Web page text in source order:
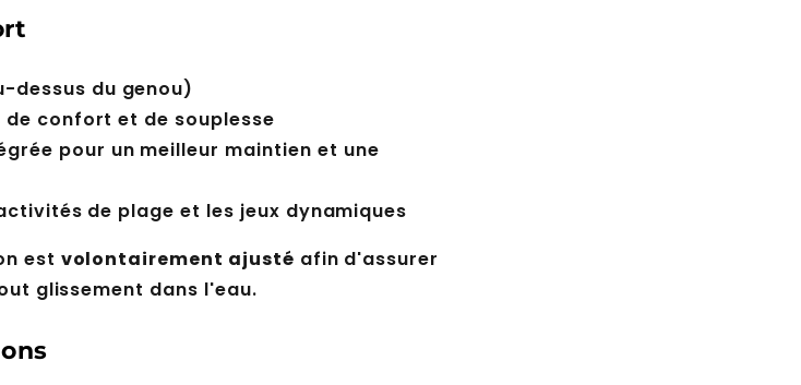
dessus du genou)
confort et de souplesse
pour un meilleur maintien et une
de plage et les jeux dynamiques
est volontairement ajusté afin d'assurer
glissement dans l'eau.